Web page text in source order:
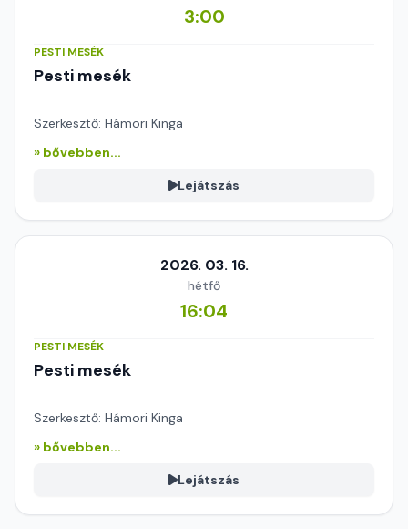
3:00
PESTI MESÉK
Pesti mesék
Szerkesztő: Hámori Kinga
» bővebben...
Lejátszás
2026. 03. 16.
hétfő
16:04
PESTI MESÉK
Pesti mesék
Szerkesztő: Hámori Kinga
» bővebben...
Lejátszás